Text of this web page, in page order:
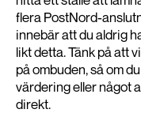
flera PostNord-
innebär att du aldrig
likt detta. Tänk på att
på ombuden, så om
värdering eller något
direkt.